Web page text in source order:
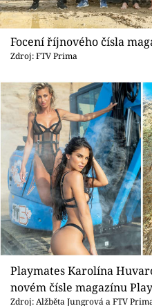
Focení říjnového čísla
Zdroj: FTV Prima
Playmates Karolína
novém čísle magazínu
Zdroj: Alžběta Jungrová a FTV